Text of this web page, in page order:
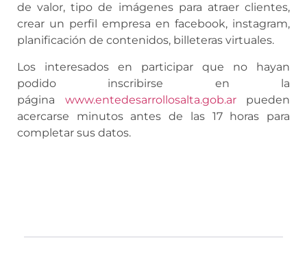
de valor, tipo de imágenes para atraer clientes,
crear un perfil empresa en facebook, instagram,
planificación de contenidos, billeteras virtuales.
Los interesados en participar que no hayan
podido inscribirse en la
página www.entedesarrollosalta.gob.arpueden
acercarse minutos antes de las 17 horas para
completar sus datos.